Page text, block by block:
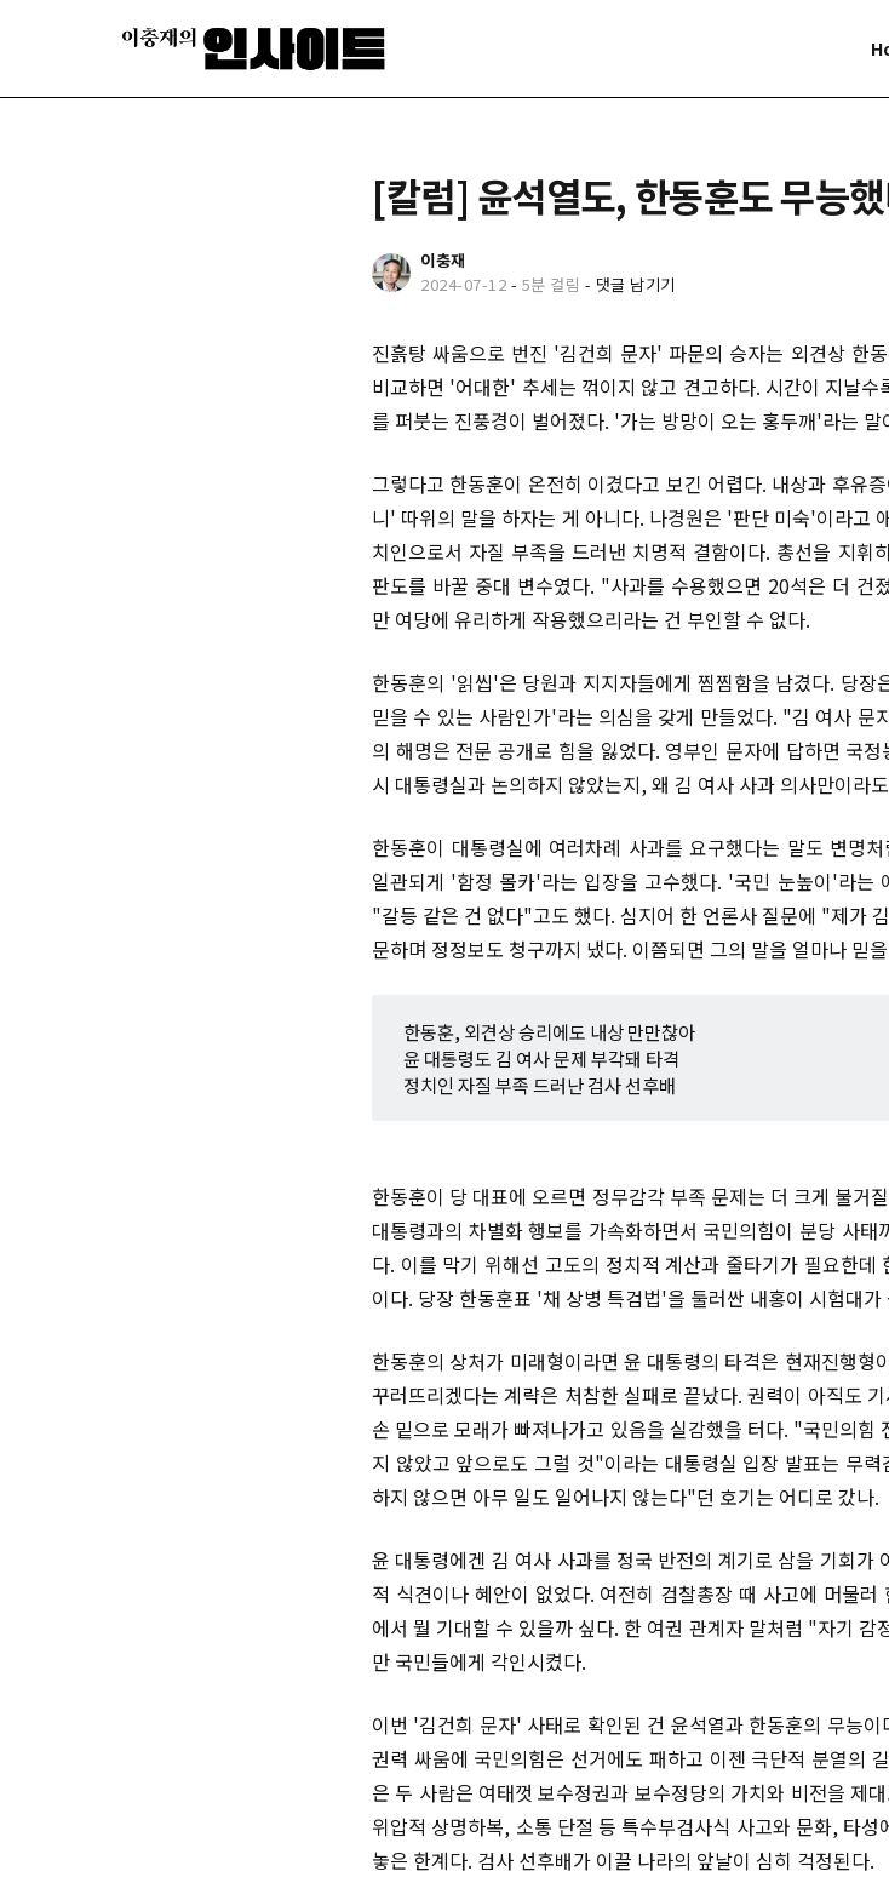
[칼럼] 윤석열도, 한동훈도 무능
이충재
2024-07-12 - 5분 걸림 - 댓글 남기기
진흙탕 싸움으로 번진 '김건희 문자' 파문의 승자는 외견상 한
비교하면 '어대한' 추세는 꺾이지 않고 견고하다. 시간이 지날
를 퍼붓는 진풍경이 벌어졌다. '가는 방망이 오는 홍두깨'라는 말
그렇다고 한동훈이 온전히 이겼다고 보긴 어렵다. 내상과 후유
니' 따위의 말을 하자는 게 아니다. 나경원은 '판단 미숙'이라고
치인으로서 자질 부족을 드러낸 치명적 결함이다. 총선을 지휘
판도를 바꿀 중대 변수였다. "사과를 수용했으면 20석은 더 건
만 여당에 유리하게 작용했으리라는 건 부인할 수 없다.
한동훈의 '읽씹'은 당원과 지지자들에게 찜찜함을 남겼다. 당
믿을 수 있는 사람인가'라는 의심을 갖게 만들었다. "김 여사 문
의 해명은 전문 공개로 힘을 잃었다. 영부인 문자에 답하면 국
시 대통령실과 논의하지 않았는지, 왜 김 여사 사과 의사만이라
한동훈이 대통령실에 여러차례 사과를 요구했다는 말도 변명
일관되게 '함정 몰카'라는 입장을 고수했다. '국민 눈높이'라는
"갈등 같은 건 없다"고도 했다. 심지어 한 언론사 질문에 "제가
문하며 정정보도 청구까지 냈다. 이쯤되면 그의 말을 얼마나 믿
한동훈, 외견상 승리에도 내상 만만찮아
윤 대통령도 김 여사 문제 부각돼 타격
정치인 자질 부족 드러난 검사 선후배
한동훈이 당 대표에 오르면 정무감각 부족 문제는 더 크게 불거
대통령과의 차별화 행보를 가속화하면서 국민의힘이 분당 사
다. 이를 막기 위해선 고도의 정치적 계산과 줄타기가 필요한
이다. 당장 한동훈표 '채 상병 특검법'을 둘러싼 내홍이 시험대가
한동훈의 상처가 미래형이라면 윤 대통령의 타격은 현재진행
꾸러뜨리겠다는 계략은 처참한 실패로 끝났다. 권력이 아직도
손 밑으로 모래가 빠져나가고 있음을 실감했을 터다. "국민의힘
지 않았고 앞으로도 그럴 것"이라는 대통령실 입장 발표는 무
하지 않으면 아무 일도 일어나지 않는다"던 호기는 어디로 갔나.
윤 대통령에겐 김 여사 사과를 정국 반전의 계기로 삼을 기회가
적 식견이나 혜안이 없었다. 여전히 검찰총장 때 사고에 머물
에서 뭘 기대할 수 있을까 싶다. 한 여권 관계자 말처럼 "자기
만 국민들에게 각인시켰다.
이번 '김건희 문자' 사태로 확인된 건 윤석열과 한동훈의 무능
권력 싸움에 국민의힘은 선거에도 패하고 이젠 극단적 분열의
은 두 사람은 여태껏 보수정권과 보수정당의 가치와 비전을 제
위압적 상명하복, 소통 단절 등 특수부검사식 사고와 문화, 타
놓은 한계다. 검사 선후배가 이끌 나라의 앞날이 심히 걱정된다.